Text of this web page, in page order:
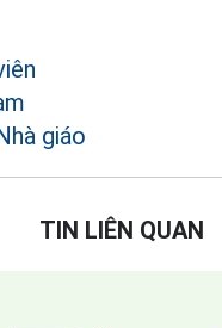
giáo
TIN LIÊN QUAN